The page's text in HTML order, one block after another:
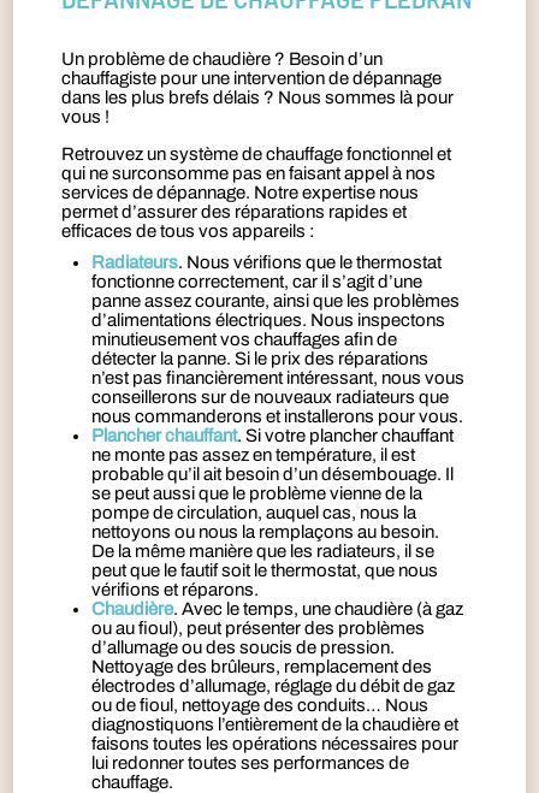
Un problème de chaudière ? Besoin d’un
chauffagiste pour une intervention de dépannage
dans les plus brefs délais ? Nous sommes là pour
vous !
Retrouvez un système de chauffage fonctionnel et
qui ne surconsomme pas en faisant appel à nos
services de dépannage. Notre expertise nous
permet d’assurer des réparations rapides et
efficaces de tous vos appareils :
Radiateurs. Nous vérifions que le thermostat
fonctionne correctement, car il s’agit d’une
panne assez courante, ainsi que les problèmes
d’alimentations électriques. Nous inspectons
minutieusement vos chauffages afin de
détecter la panne. Si le prix des réparations
n’est pas financièrement intéressant, nous vous
conseillerons sur de nouveaux radiateurs que
nous commanderons et installerons pour vous.
Plancher chauffant. Si votre plancher chauffant
ne monte pas assez en température, il est
probable qu’il ait besoin d’un désembouage. Il
se peut aussi que le problème vienne de la
pompe de circulation, auquel cas, nous la
nettoyons ou nous la remplaçons au besoin.
De la même manière que les radiateurs, il se
peut que le fautif soit le thermostat, que nous
vérifions et réparons.
Chaudière. Avec le temps, une chaudière (à gaz
ou au fioul), peut présenter des problèmes
d’allumage ou des soucis de pression.
Nettoyage des brûleurs, remplacement des
électrodes d’allumage, réglage du débit de gaz
ou de fioul, nettoyage des conduits… Nous
diagnostiquons l’entièrement de la chaudière et
faisons toutes les opérations nécessaires pour
lui redonner toutes ses performances de
chauffage.